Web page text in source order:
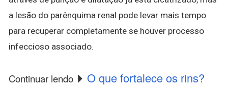
a lesão do parênquima renal pode levar mais tempo
para recuperar completamente se houver processo
infeccioso associado.
Continuar lendo O que fortalece os rins?